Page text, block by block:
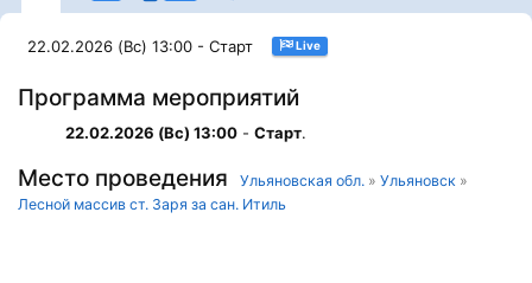
22.02.2026 (Вс) 13:00 - Старт Live
Программа мероприятий
22.02.2026 (Вс) 13:00 - Старт.
Место проведения Ульяновская обл. » Ульяновск »
Лесной массив ст. Заря за сан. Итиль